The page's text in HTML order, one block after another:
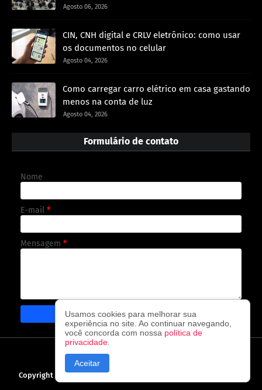
Agosto 06, 2026
CIN, CNH digital e CRLV eletrônico: como usar
os documentos no celular
Agosto 04, 2026
Como carregar carro elétrico em casa gastando
menos na conta de luz
Agosto 04, 2026
Formulário de contato
Nome
E-mail *
Mensagem *
CAPA CONTATO
Copyright © 2026O observador - A cada visita uma nova notícia!
Usamos cookies para melhorar sua
experiência no site. Ao continuar navegando,
você concorda com nossa política de
privacidade
Aceitar